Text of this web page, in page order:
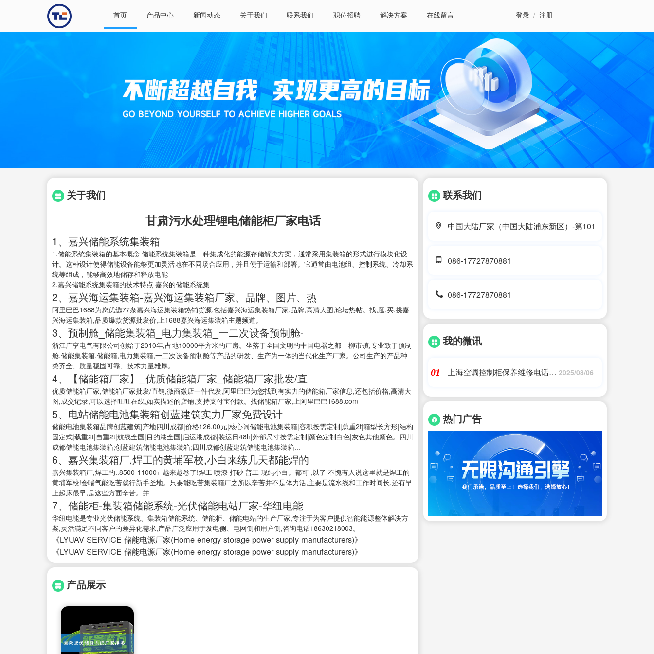
首页 产品中心 新闻动态 关于我们 联系我们 职位招聘 解决方案 在线留言 登录 / 注册
关于我们
甘肃污水处理锂电储能柜厂家电话
1、嘉兴储能系统集装箱
1.储能系统集装箱的基本概念 储能系统集装箱是一种集成化的能源存储解决方案，通常采用集装箱的形式进行模块化设
计。这种设计使得储能设备能够更加灵活地在不同场合应用，并且便于运输和部署。它通常由电池组、控制系统、冷却系
统等组成，能够高效地储存和释放电能
2.嘉兴储能系统集装箱的技术特点 嘉兴的储能系统集
2、嘉兴海运集装箱-嘉兴海运集装箱厂家、品牌、图片、热
阿里巴巴1688为您优选77条嘉兴海运集装箱热销货源,包括嘉兴海运集装箱厂家,品牌,高清大图,论坛热帖。找,逛,买,挑嘉
兴海运集装箱,品质爆款货源批发价,上1688嘉兴海运集装箱主题频道。
3、预制舱_储能集装箱_电力集装箱_一二次设备预制舱-
浙江广亨电气有限公司创始于2010年,占地10000平方米的厂房。坐落于全国文明的中国电器之都---柳市镇,专业致于预制
舱,储能集装箱,储能箱,电力集装箱,一二次设备预制舱等产品的研发、生产为一体的当代化生产厂家。公司生产的产品种
类齐全、质量稳固可靠、技术力量雄厚。
4、【储能箱厂家】_优质储能箱厂家_储能箱厂家批发/直
优质储能箱厂家,储能箱厂家批发/直销,微商微店一件代发,阿里巴巴为您找到有实力的储能箱厂家信息,还包括价格,高清大
图,成交记录,可以选择旺旺在线,如实描述的店铺,支持支付宝付款。找储能箱厂家,上阿里巴巴1688.com
5、电站储能电池集装箱创蓝建筑实力厂家免费设计
储能电池集装箱品牌创蓝建筑|产地四川成都|价格126.00元|核心词储能电池集装箱|容积按需定制|总重2t|箱型长方形|结构
固定式|载重2t|自重2t|航线全国|目的港全国|启运港成都|装运日48h|外部尺寸按需定制|颜色定制白色|灰色其他颜色。四川
成都储能电池集装箱;创蓝建筑储能电池集装箱;四川成都创蓝建筑储能电池集装箱...
6、嘉兴集装箱厂,焊工的黄埔军校,小白来练几天都能焊的
嘉兴集装箱厂,焊工的..8500-11000+ 越来越卷了!焊工 喷漆 打砂 普工 现纯小白。都可 ,以了!不愧有人说这里就是焊工的
黄埔军校!会喘气能吃苦就行新手圣地。只要能吃苦集装箱厂之所以辛苦并不是体力活,主要是流水线和工作时间长,还有早
上起床很早,是这些方面辛苦。并
7、储能柜-集装箱储能系统-光伏储能电站厂家-华纽电能
华纽电能是专业光伏储能系统、集装箱储能系统、储能柜、储能电站的生产厂家,专注于为客户提供智能能源整体解决方
案,灵活满足不同客户的差异化需求,产品广泛应用于发电侧、电网侧和用户侧,咨询电话18630218003。
《LYUAV SERVICE 储能电源厂家(Home energy storage power supply manufacturers)》
《LYUAV SERVICE 储能电源厂家(Home energy storage power supply manufacturers)》
产品展示
联系我们
中国大陆厂家（中国大陆浦东新区）-第101
086-17727870881
086-17727870881
我的微讯
01
上海空调控制柜保养维修电话是
联系方式-上海家电维修-
2025/08/06
热门广告